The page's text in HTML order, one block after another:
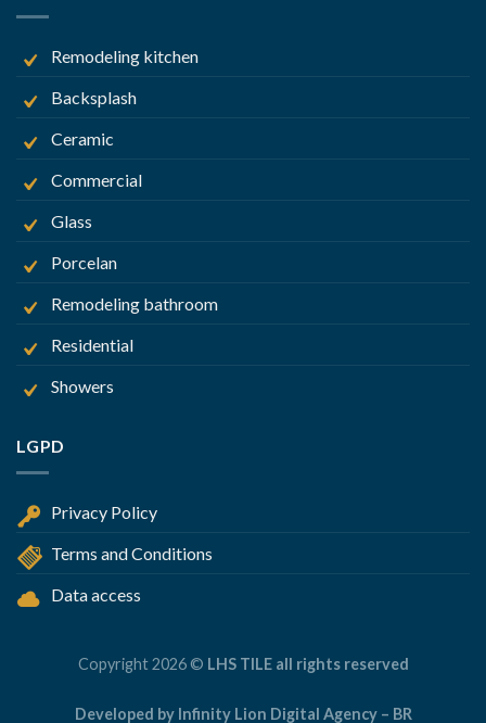
Remodeling kitchen
Backsplash
Ceramic
Commercial
Glass
Porcelan
Remodeling bathroom
Residential
Showers
LGPD
Privacy Policy
Terms and Conditions
Data access
Copyright 2026 © LHS TILE all rights reserved
Developed by Infinity Lion Digital Agency – BR